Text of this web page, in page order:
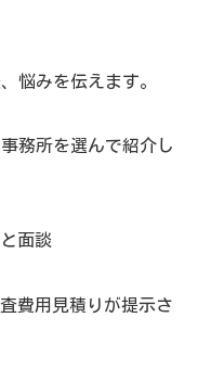
どよくある質問をまと
悩みを伝えます。
務所を選んで紹介し
面談
費用見積りが提示さ